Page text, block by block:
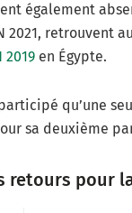
également
2021, retrouvent
2019 en Égypte.
qu’une
sa deuxième
pour la